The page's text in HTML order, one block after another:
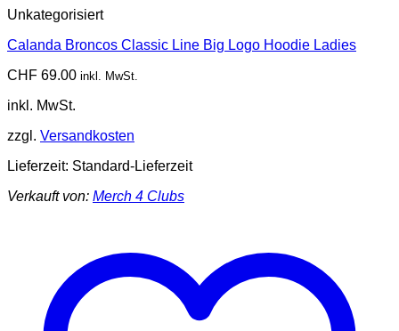
Unkategorisiert
Calanda Broncos Classic Line Big Logo Hoodie Ladies
CHF 69.00 inkl. MwSt.
inkl. MwSt.
zzgl. Versandkosten
Lieferzeit: Standard-Lieferzeit
Verkauft von: Merch 4 Clubs